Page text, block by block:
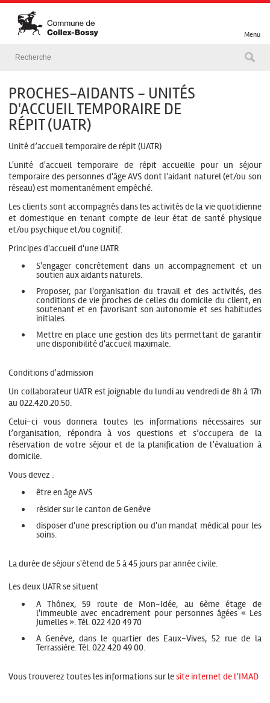
Menu
PROCHES-AIDANTS - UNITÉS
D'ACCUEIL TEMPORAIRE DE
RÉPIT (UATR)
Unité d’accueil temporaire de répit (UATR)
L'unité d'accueil temporaire de répit accueille pour un séjour
temporaire des personnes d'âge AVS dont l'aidant naturel (et/ou son
réseau) est momentanément empêché.
Les clients sont accompagnés dans les activités de la vie quotidienne
et domestique en tenant compte de leur état de santé physique
et/ou psychique et/ou cognitif.
Principes d'accueil d'une UATR
S'engager concrètement dans un accompagnement et un
soutien aux aidants naturels.
Proposer, par l'organisation du travail et des activités, des
conditions de vie proches de celles du domicile du client, en
soutenant et en favorisant son autonomie et ses habitudes
initiales.
Mettre en place une gestion des lits permettant de garantir
une disponibilité d'accueil maximale.
Conditions d'admission
Un collaborateur UATR est joignable du lundi au vendredi de 8h à 17h
au 022.420.20.50.
Celui-ci vous donnera toutes les informations nécessaires sur
l’organisation, répondra à vos questions et s’occupera de la
réservation de votre séjour et de la planification de l’évaluation à
domicile.
Vous devez :
être en âge AVS
résider sur le canton de Genève
disposer d'une prescription ou d'un mandat médical pour les
soins.
La durée de séjour s'étend de 5 à 45 jours par année civile.
Les deux UATR se situent
A Thônex, 59 route de Mon-Idée, au 6ème étage de
l'immeuble avec encadrement pour personnes âgées « Les
Jumelles ». Tél. 022 420 49 70
A Genève, dans le quartier des Eaux-Vives, 52 rue de la
Terrassière. Tél. 022 420 49 00.
Vous trouverez toutes les informations sur lesite internet de l’IMAD